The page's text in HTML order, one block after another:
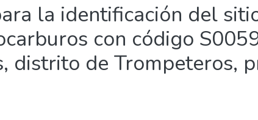
la identificación del
con código
distrito de Trompeteros,